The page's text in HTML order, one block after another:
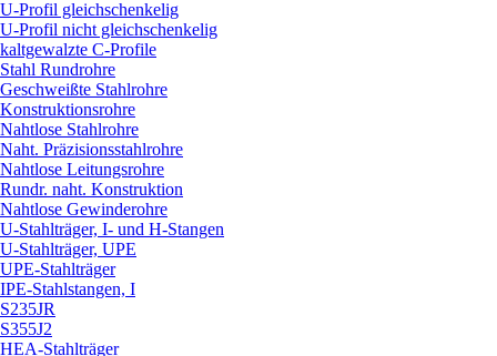
U-Profil gleichschenkelig
U-Profil nicht gleichschenkelig
kaltgewalzte C-Profile
Stahl Rundrohre
Geschweißte Stahlrohre
Konstruktionsrohre
Nahtlose Stahlrohre
Naht. Präzisionsstahlrohre
Nahtlose Leitungsrohre
Rundr. naht. Konstruktion
Nahtlose Gewinderohre
U-Stahlträger, I- und H-Stangen
U-Stahlträger, UPE
UPE-Stahlträger
IPE-Stahlstangen, I
S235JR
S355J2
HEA-Stahlträger